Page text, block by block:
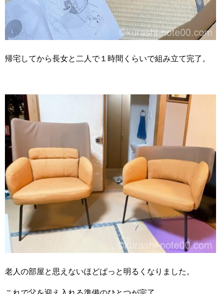
帰宅してから長女と二人で１時間くらいで組み立て完了。
老人の部屋と思えないほどぱっと明るくなりました。